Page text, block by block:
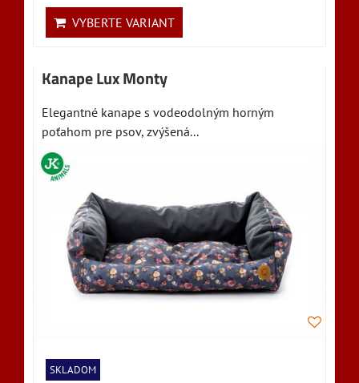
VYBERTE VARIANT
Kanape Lux Monty
Elegantné kanape s vodeodolným horným
poťahom pre psov, zvýšená...
SKLADOM